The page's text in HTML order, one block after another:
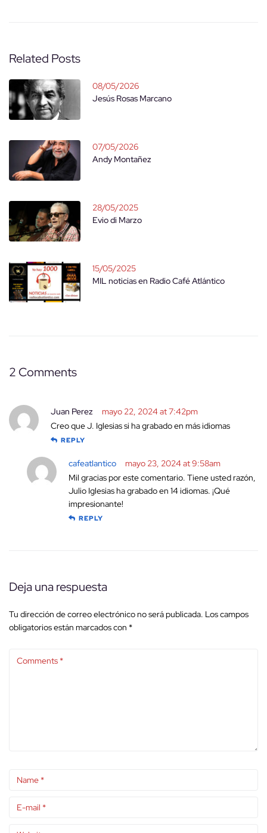
Related Posts
08/05/2026
Jesús Rosas Marcano
07/05/2026
Andy Montañez
28/05/2025
Evio di Marzo
15/05/2025
MIL noticias en Radio Café Atlántico
2 Comments
Juan Perez
mayo 22, 2024 at 7:42pm
Creo que J. Iglesias si ha grabado en más idiomas
REPLY
cafeatlantico
mayo 23, 2024 at 9:58am
Mil gracias por este comentario. Tiene usted razón,
Julio Iglesias ha grabado en 14 idiomas. ¡Qué
impresionante!
REPLY
Deja una respuesta
Tu dirección de correo electrónico no será publicada. Los campos
obligatorios están marcados con *